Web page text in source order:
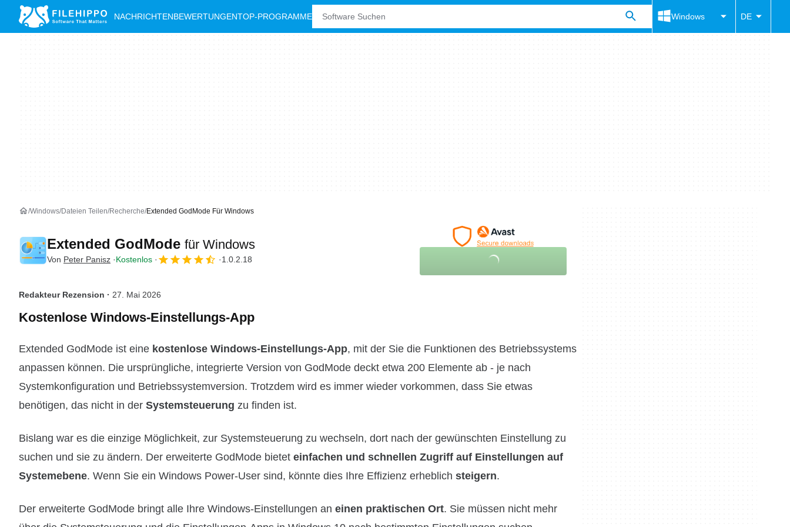
NACHRICHTENBEWERTUNGENTOP-PROGRAMME Windows DE
Windows Dateien Teilen Recherche Extended GodMode Für Windows
Extended GodMode für Windows
Von Peter Panisz Kostenlos 1.0.2.18
Redakteur Rezension · 27. Mai 2026
Kostenlose Windows-Einstellungs-App
Extended GodMode ist eine kostenlose Windows-Einstellungs-App, mit der Sie die Funktionen des Betriebssystems
anpassen können. Die ursprüngliche, integrierte Version von GodMode deckt etwa 200 Elemente ab - je nach
Systemkonfiguration und Betriebssystemversion. Trotzdem wird es immer wieder vorkommen, dass Sie etwas
benötigen, das nicht in der Systemsteuerung zu finden ist.
Bislang war es die einzige Möglichkeit, zur Systemsteuerung zu wechseln, dort nach der gewünschten Einstellung zu
suchen und sie zu ändern. Der erweiterte GodMode bietet einfachen und schnellen Zugriff auf Einstellungen auf
Systemebene. Wenn Sie ein Windows Power-User sind, könnte dies Ihre Effizienz erheblich steigern.
Der erweiterte GodMode bringt alle Ihre Windows-Einstellungen an einen praktischen Ort. Sie müssen nicht mehr